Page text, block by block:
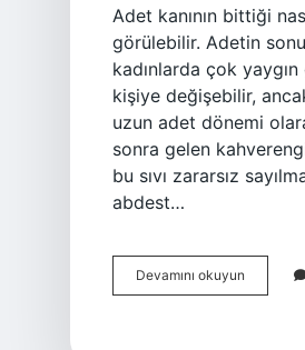
Adet kanının bittiği
görülebilir. Adetin
kadınlarda çok
kişiye değişebilir,
uzun adet dönemi
sonra gelen
bu sıvı zararsız
abdest…
Devamını okuyun
Tam